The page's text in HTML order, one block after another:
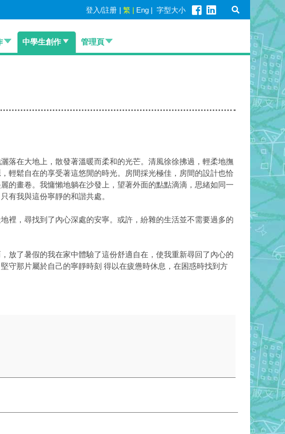
登入/註册 | 繁 | Eng | 字型大小
中學生創作 管理頁
落在大地上，散發著溫暖而柔和的光芒。清風徐徐拂過，輕柔地撫
輕鬆自在的享受著這悠閒的時光。房間採光極佳，房間的設計也恰
的畫卷。我慵懶地躺在沙發上，望著外面的點點滴滴，思緒如同一
有我與這份寧靜的和諧共處。
裡，尋找到了內心深處的安寧。或許，紛雜的生活並不需要過多的
放了暑假的我在家中體驗了這份舒適自在，使我重新尋回了內心的
守那片屬於自己的寧靜時刻 得以在疲憊時休息，在困惑時找到方